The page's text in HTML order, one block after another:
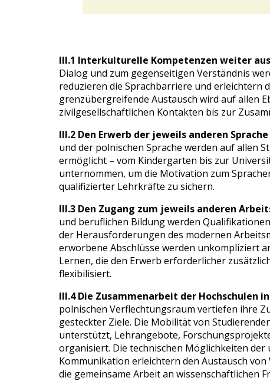
III.1 Interkulturelle Kompetenzen weiter
Dialog und zum gegenseitigen Verständnis
reduzieren die Sprachbarriere und erleichtern
grenzübergreifende Austausch wird auf allen
zivilgesellschaftlichen Kontakten bis zur
III.2 Den Erwerb der jeweils anderen
und der polnischen Sprache werden auf allen
ermöglicht – vom Kindergarten bis zur
unternommen, um die Motivation zum
qualifizierter Lehrkräfte zu sichern.
III.3 Den Zugang zum jeweils anderen
und beruflichen Bildung werden
der Herausforderungen des modernen
erworbene Abschlüsse werden unkompliziert
Lernen, die den Erwerb erforderlicher
flexibilisiert.
III.4 Die Zusammenarbeit der Hochschulen
polnischen Verflechtungsraum vertiefen ihre
gesteckter Ziele. Die Mobilität von
unterstützt, Lehrangebote,
organisiert. Die technischen Möglichkeiten
Kommunikation erleichtern den Austausch
die gemeinsame Arbeit an wissenschaftlichen